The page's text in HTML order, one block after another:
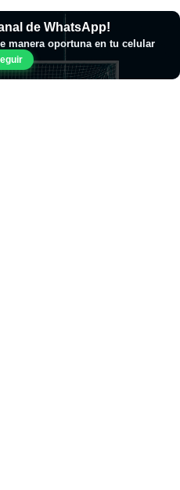
de WhatsApp!
manera oportuna en tu celular